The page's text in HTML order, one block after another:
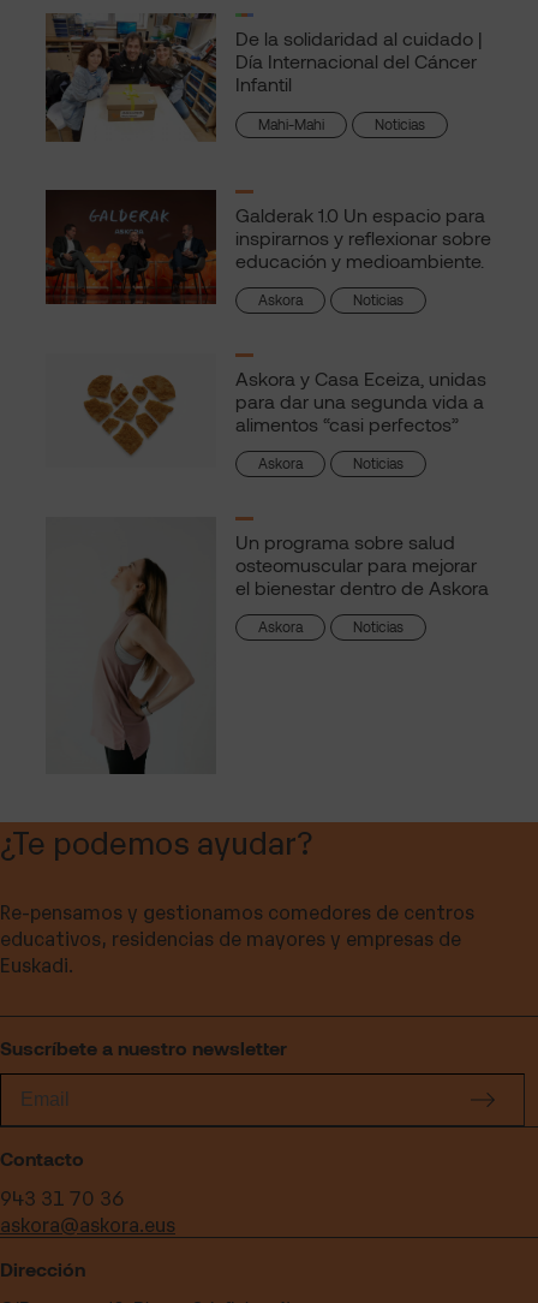
De la solidaridad al cuidado |
Día Internacional del Cáncer
Infantil
Mahi-Mahi Noticias
Galderak 1.0 Un espacio para
inspirarnos y reflexionar sobre
educación y medioambiente.
Askora Noticias
Askora y Casa Eceiza, unidas
para dar una segunda vida a
alimentos “casi perfectos”
Askora Noticias
Un programa sobre salud
osteomuscular para mejorar
el bienestar dentro de Askora
Askora Noticias
¿Te podemos ayudar?
Re-pensamos y gestionamos comedores de centros
educativos, residencias de mayores y empresas de
Euskadi.
Suscríbete a nuestro newsletter
Contacto
943 31 70 36
askora@askora.eus
Dirección